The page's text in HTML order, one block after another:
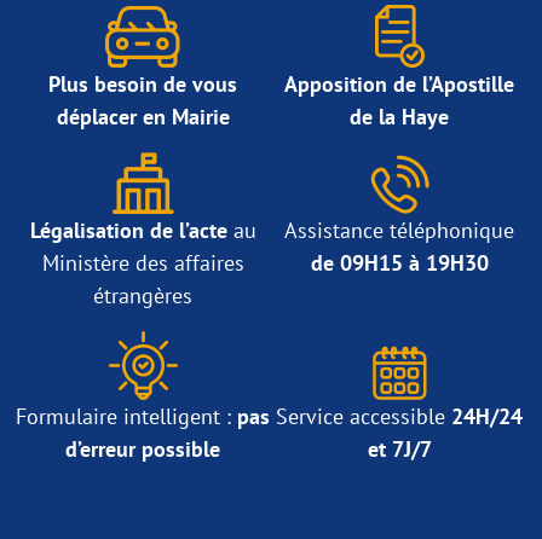
Plus besoin de vous
déplacer en Mairie
Apposition de l’Apostille
de la Haye
Légalisation de l’acteau
Ministère des affaires
étrangères
Assistance téléphonique
de 09H15 à 19H30
Formulaire intelligent : pas
d’erreur possible
Service accessible 24H/24
et 7J/7